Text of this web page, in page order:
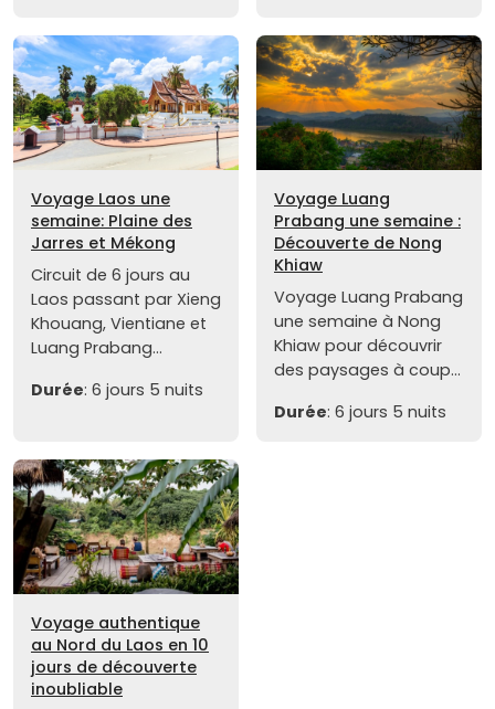
Voyage Laos une
semaine: Plaine des
Jarres et Mékong
Circuit de 6 jours au
Laos passant par Xieng
Khouang, Vientiane et
Luang Prabang...
Durée: 6 jours 5 nuits
Voyage Luang
Prabang une semaine :
Découverte de Nong
Khiaw
Voyage Luang Prabang
une semaine à Nong
Khiaw pour découvrir
des paysages à coup...
Durée: 6 jours 5 nuits
Voyage authentique
au Nord du Laos en 10
jours de découverte
inoubliable